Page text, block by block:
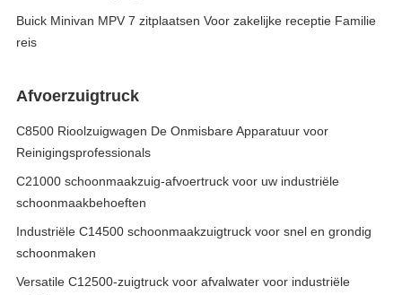
Buick Minivan MPV 7 zitplaatsen Voor zakelijke receptie Familie
reis
Afvoerzuigtruck
C8500 Rioolzuigwagen De Onmisbare Apparatuur voor
Reinigingsprofessionals
C21000 schoonmaakzuig-afvoertruck voor uw industriële
schoonmaakbehoeften
Industriële C14500 schoonmaakzuigtruck voor snel en grondig
schoonmaken
Versatile C12500-zuigtruck voor afvalwater voor industriële